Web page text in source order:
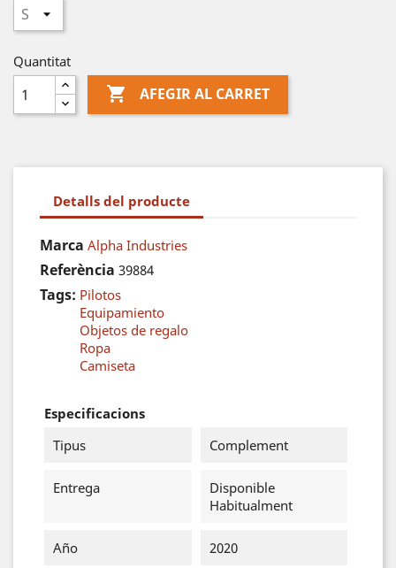
Quantitat
 AFEGIR AL CARRET
Detalls del producte
Marca Alpha Industries
Referència 39884
Tags: Pilotos
Equipamiento
Objetos de regalo
Ropa
Camiseta
Especificacions
Tipus
Complement
Entrega
Disponible
Habitualment
Año 2020